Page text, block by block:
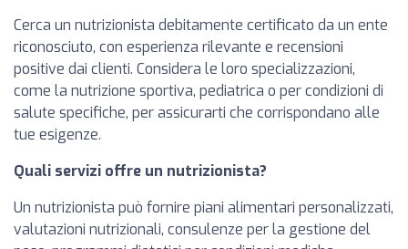
Cerca un nutrizionista debitamente certificato da un ente
riconosciuto, con esperienza rilevante e recensioni
positive dai clienti. Considera le loro specializzazioni,
come la nutrizione sportiva, pediatrica o per condizioni di
salute specifiche, per assicurarti che corrispondano alle
tue esigenze.
Quali servizi offre un nutrizionista?
Un nutrizionista può fornire piani alimentari personalizzati,
valutazioni nutrizionali, consulenze per la gestione del